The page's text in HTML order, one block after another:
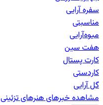
سفره آرایی
مناسبتی
میوه‌آرایی
هفت سین
کارت پستال
کاردستی
گل آرایی
مشاهده خبرهایهنرهای تزئینی